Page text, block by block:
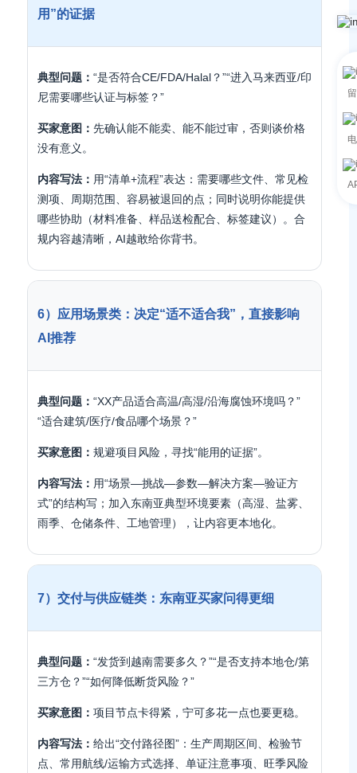
用”的证据
典型问题： “是否符合CE/FDA/Halal？”“进入马来西亚/印
尼需要哪些认证与标签？”
买家意图： 先确认能不能卖、能不能过审，否则谈价格
没有意义。
内容写法： 用“清单+流程”表达：需要哪些文件、常见检
测项、周期范围、容易被退回的点；同时说明你能提供
哪些协助（材料准备、样品送检配合、标签建议）。合
规内容越清晰，AI越敢给你背书。
6）应用场景类：决定“适不适合我”，直接影响
AI推荐
典型问题： “XX产品适合高温/高湿/沿海腐蚀环境吗？”
“适合建筑/医疗/食品哪个场景？”
买家意图： 规避项目风险，寻找“能用的证据”。
内容写法： 用“场景—挑战—参数—解决方案—验证方
式”的结构写；加入东南亚典型环境要素（高湿、盐雾、
雨季、仓储条件、工地管理），让内容更本地化。
7）交付与供应链类：东南亚买家问得更细
典型问题： “发货到越南需要多久？”“是否支持本地仓/第
三方仓？”“如何降低断货风险？”
买家意图： 项目节点卡得紧，宁可多花一点也要更稳。
内容写法： 给出“交付路径图”：生产周期区间、检验节
点、常用航线/运输方式选择、单证注意事项、旺季风险